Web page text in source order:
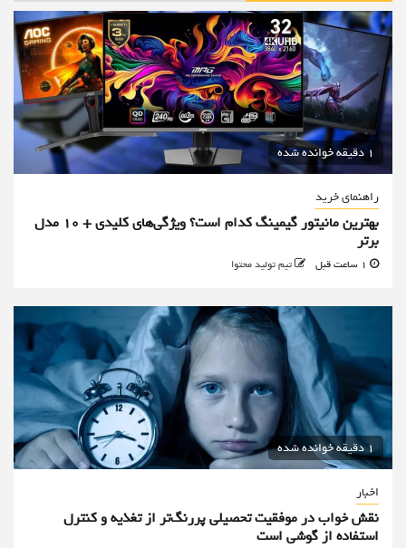
1 دقیقه خوانده شده
راهنمای خرید
بهترین مانیتور گیمینگ کدام است؟ ویژگی‌های کلیدی + 10 مدل
برتر
تیم تولید محتوا
1 دقیقه خوانده شده
اخبار
نقش خواب در موفقیت تحصیلی پررنگ‌تر از تغذیه و کنترل
استفاده از گوشی است